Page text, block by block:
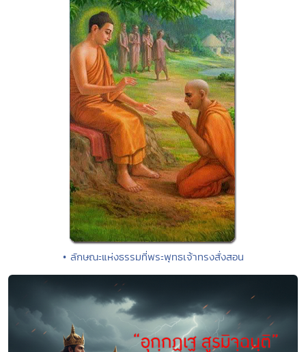
• ลักษณะแห่งธรรมที่พระพุทธเจ้าทรงสั่งสอน